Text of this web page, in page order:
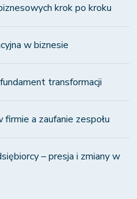
krok po kroku
w biznesie
transformacji
a zaufanie zespołu
– presja i zmiany w